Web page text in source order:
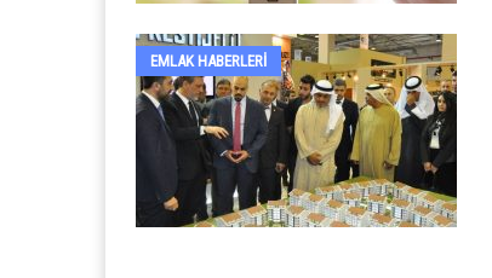
EMLAK HABERLERI